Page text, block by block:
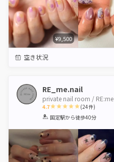
¥9,500
空き状況
RE_me.nail
private nail room / RE:me
4.7
1 2 3 4 5
(24件)
国定駅から徒歩40分